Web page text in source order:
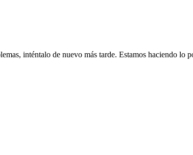
inténtalo de nuevo más tarde. Estamos haciendo lo